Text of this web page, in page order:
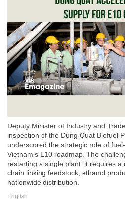
Deputy Minister of Industry and
inspection of the Dung Quat Biofuel
underscored the strategic role of
Vietnam’s E10 roadmap. The
restarting a single plant: it requires a
chain linking feedstock, ethanol
nationwide distribution.
English